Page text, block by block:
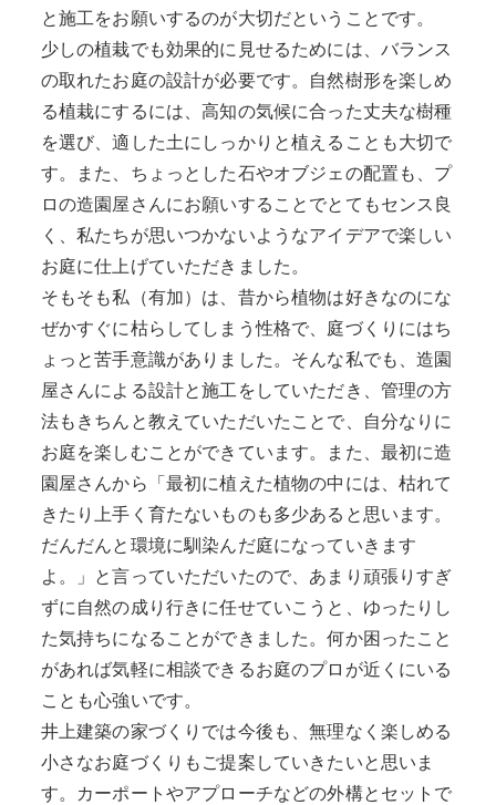
と施工をお願いするのが大切だということです。
少しの植栽でも効果的に見せるためには、バランス
の取れたお庭の設計が必要です。自然樹形を楽しめ
る植栽にするには、高知の気候に合った丈夫な樹種
を選び、適した土にしっかりと植えることも大切で
す。また、ちょっとした石やオブジェの配置も、プ
ロの造園屋さんにお願いすることでとてもセンス良
く、私たちが思いつかないようなアイデアで楽しい
お庭に仕上げていただきました。
そもそも私（有加）は、昔から植物は好きなのにな
ぜかすぐに枯らしてしまう性格で、庭づくりにはち
ょっと苦手意識がありました。そんな私でも、造園
屋さんによる設計と施工をしていただき、管理の方
法もきちんと教えていただいたことで、自分なりに
お庭を楽しむことができています。また、最初に造
園屋さんから「最初に植えた植物の中には、枯れて
きたり上手く育たないものも多少あると思います。
だんだんと環境に馴染んだ庭になっていきます
よ。」と言っていただいたので、あまり頑張りすぎ
ずに自然の成り行きに任せていこうと、ゆったりし
た気持ちになることができました。何か困ったこと
があれば気軽に相談できるお庭のプロが近くにいる
ことも心強いです。
井上建築の家づくりでは今後も、無理なく楽しめる
小さなお庭づくりもご提案していきたいと思いま
す。カーポートやアプローチなどの外構とセットで